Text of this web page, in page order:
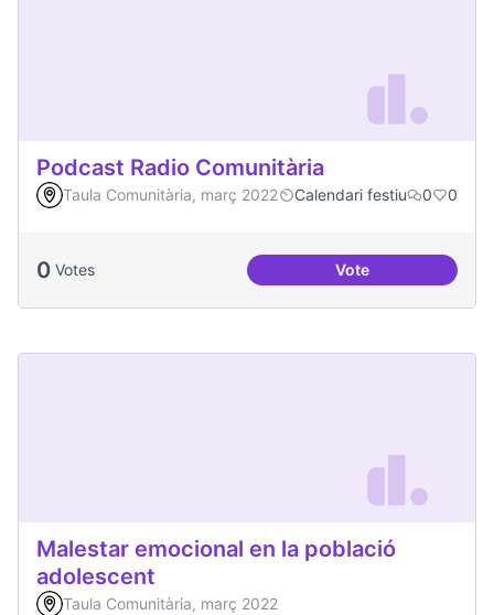
Podcast Radio Comunitària
Taula Comunitària, març 2022 Calendari festiu 0 0
0 Votes VotePodcast Radio
Malestar emocional en la població
adolescent
Taula Comunitària, març 2022